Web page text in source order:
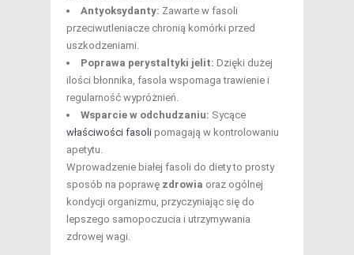
Antyoksydanty: Zawarte w fasoli
przeciwutleniacze chronią komórki przed
uszkodzeniami.
Poprawa perystaltyki jelit: Dzięki dużej
ilości błonnika, fasola wspomaga trawienie i
regularność wypróżnień.
Wsparcie w odchudzaniu: Sycące
właściwości fasoli pomagają w kontrolowaniu
apetytu.
Wprowadzenie białej fasoli do diety to prosty
sposób na poprawę zdrowia oraz ogólnej
kondycji organizmu, przyczyniając się do
lepszego samopoczucia i utrzymywania
zdrowej wagi.